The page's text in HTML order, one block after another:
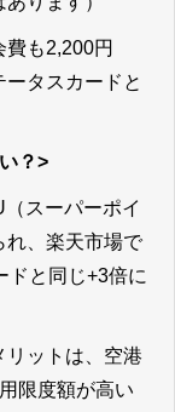
も2,200円
ータスカードと
？>
スーパーポイ
れ、楽天市場で
ドと同じ+3倍に
リットは、空港
限度額が高い